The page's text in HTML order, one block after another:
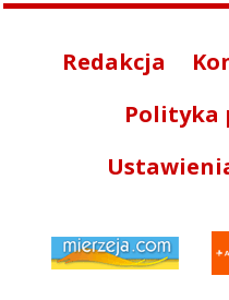
Redakcja
Polityka